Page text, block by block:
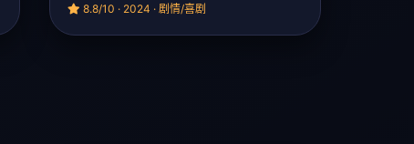
8.8/10 · 2024 · 剧情/喜剧